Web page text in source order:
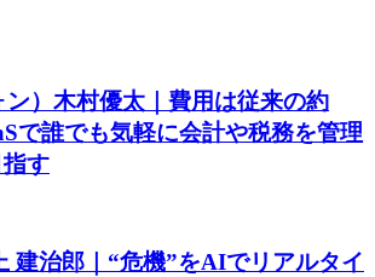
ン）木村優太｜費用は従来の約
で誰でも気軽に会計や税務を管理
す
建治郎｜“危機”をAIでリアルタイ